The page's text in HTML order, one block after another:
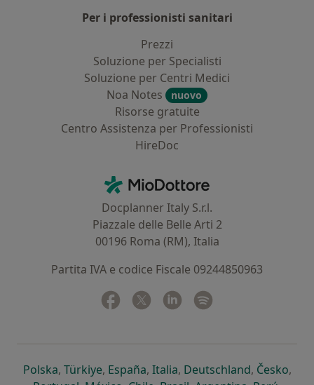
Per i professionisti sanitari
Prezzi
Soluzione per Specialisti
Soluzione per Centri Medici
Noa Notes
nuovo
Risorse gratuite
Centro Assistenza per Professionisti
HireDoc
MioDottore - Homepage
Docplanner Italy S.r.l.
Piazzale delle Belle Arti 2
00196 Roma (RM), Italia
Partita IVA e codice Fiscale 09244850963
Facebook
si apre in una nuova scheda
Twitter
si apre in una nuova scheda
Linkedin
si apre in una nuova
Polskasi apre in una nuova scheda
, Türkiyesi apre in una nuova scheda
, Españasi apre in una nuova scheda
, Italiasi apre in una nuova
, Deutschlandsi apre in
, Českosi
,